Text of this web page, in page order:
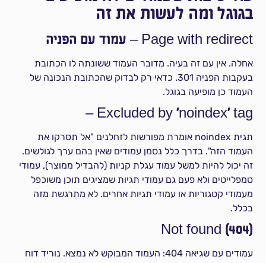
בגוגל ומה לעשות את זה
Page with redirect – עמוד עם הפניה
אחלה. אין עם זה בעיה. מדובר העמוד ששונתה לו הכתובת
בעקבות הפניה 301. כדאי רק לבדוק שהכתובת הנכונה של
העמוד כן מופיעה בגוגל.
Excluded by 'noindex' tag –
תגית noindex אומרת מפורשות לזחלנים "אל תסרקו את
העמוד הזה". בדרך כלל נסמן עמודים שאין בהם ערך לגולשים.
זה יכול להיות למשל עמוד עגלת קניות (להבדיל ממוצר), עמודי
טמפלייטים ולא פעם גם עמודי תגיות שמציגים תוכן משוכפל
מעמודי קטגוריות או עמודי תגיות אחרים. לא מתרגשת מזה
בכלל.
Not found (404)
עמודים עם שגיאה 404: העמוד המבוקש לא נמצא. נוריד דוח